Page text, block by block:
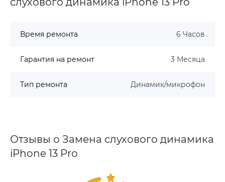
Время ремонта 6 Часов
Гарантия на ремонт 3 Месяца
Тип ремонта Динамик/микрофон
Отзывы о Замена слухового динамика
iPhone 13 Pro